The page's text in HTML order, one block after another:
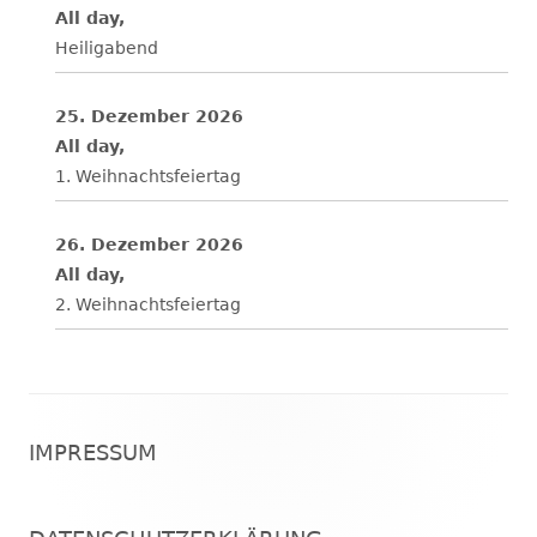
All day,
Heiligabend
25. Dezember 2026
All day,
1. Weihnachtsfeiertag
26. Dezember 2026
All day,
2. Weihnachtsfeiertag
Inhalt
IMPRESSUM